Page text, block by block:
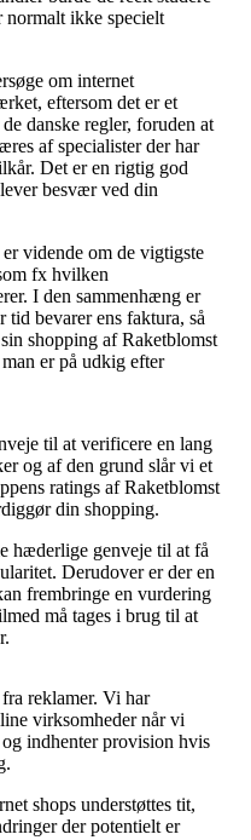
normalt ikke specielt
om internet
eftersom det er et
danske regler, foruden at
af specialister der har
Det er en rigtig god
besvær ved din
vidende om de vigtigste
fx hvilken
I den sammenhæng er
bevarer ens faktura, så
shopping af Raketblomst
er på udkig efter
til at verificere en lang
og af den grund slår vi et
ratings af Raketblomst
din shopping.
hæderlige genveje til at få
Derudover er der en
frembringe en vurdering
må tages i brug til at
reklamer. Vi har
virksomheder når vi
indhenter provision hvis
shops understøttes tit,
der potentielt er